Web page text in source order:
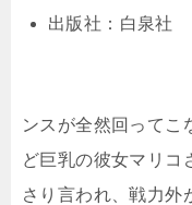
出版社：白泉社
ンスが全然回って
ど巨乳の彼女マリコ
さり言われ、戦力外